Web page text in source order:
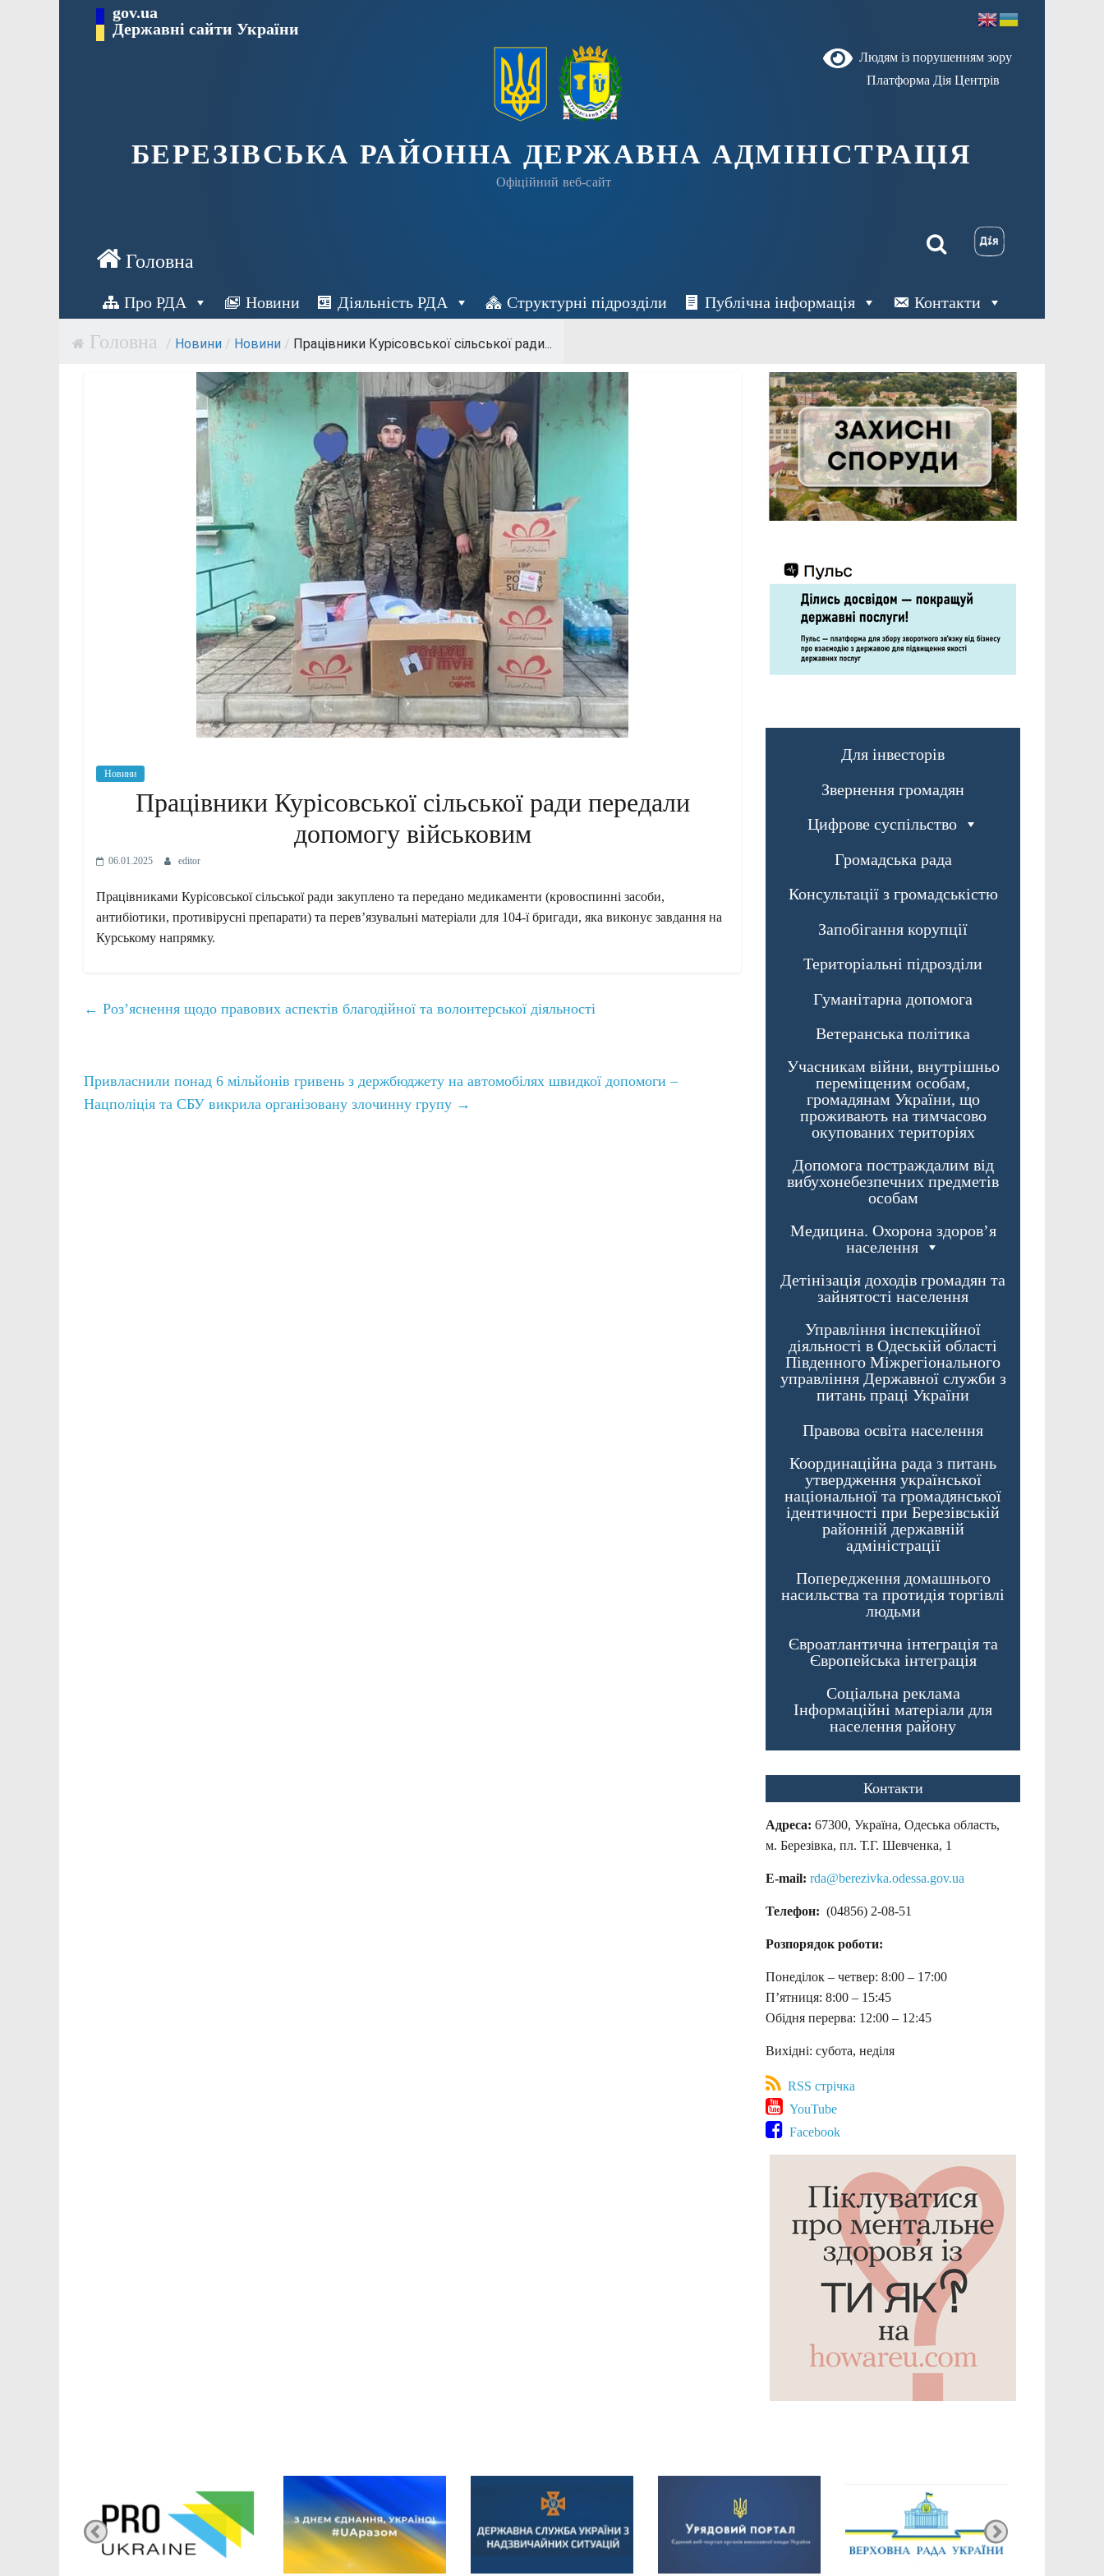
Перейти gov.ua
Державні сайти України
Людям із порушенням зору
Платформа Дія Центрів
БЕРЕЗІВСЬКА РАЙОННА ДЕРЖАВНА АДМІНІСТРАЦІЯ
Офіційний веб-сайт
Про РДА Новини Діяльність РДА Структурні підрозділи Публічна інформація Контакти
/ Новини / Новини / Працівники Курісовської сільської ради...
Новини
Працівники Курісовської сільської ради передали
допомогу військовим
06.01.2025 editor
Працівниками Курісовської сільської ради закуплено та передано медикаменти (кровоспинні засоби,
антибіотики, противірусні препарати) та перев’язувальні матеріали для 104-ї бригади, яка виконує завдання на
Курському напрямку.
← Роз’яснення щодо правових аспектів благодійної та волонтерської діяльності
Привласнили понад 6 мільйонів гривень з держбюджету на автомобілях швидкої допомоги –
Нацполіція та СБУ викрила організовану злочинну групу →
Для інвесторів
Звернення громадян
Цифрове суспільство
Громадська рада
Консультації з громадськістю
Запобігання корупції
Територіальні підрозділи
Гуманітарна допомога
Ветеранська політика
Учасникам війни, внутрішньо
переміщеним особам,
громадянам України, що
проживають на тимчасово
окупованих територіях
Допомога постраждалим від
вибухонебезпечних предметів
особам
Медицина. Охорона здоров’я
населення
Детінізація доходів громадян та
зайнятості населення
Управління інспекційної
діяльності в Одеській області
Південного Міжрегіонального
управління Державної служби з
питань праці України
Правова освіта населення
Координаційна рада з питань
утвердження української
національної та громадянської
ідентичності при Березівській
районній державній
адміністрації
Попередження домашнього
насильства та протидія торгівлі
людьми
Євроатлантична інтеграція та
Європейська інтеграція
Соціальна реклама
Інформаційні матеріали для
населення району
Контакти
Адреса: 67300, Україна, Одеська область,
м. Березівка, пл. Т.Г. Шевченка, 1
E-mail: rda@berezivka.odessa.gov.ua
Телефон: (04856) 2-08-51
Розпорядок роботи:
Понеділок – четвер: 8:00 – 17:00
П’ятниця: 8:00 – 15:45
Обідня перерва: 12:00 – 12:45
Вихідні: субота, неділя
RSS стрічка
YouTube
Facebook